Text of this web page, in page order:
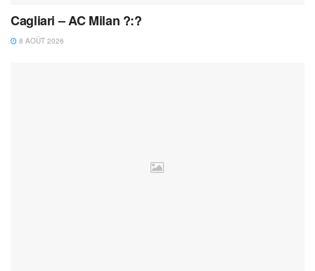
Cagliari – AC Milan ?:?
8 AOÛT 2026